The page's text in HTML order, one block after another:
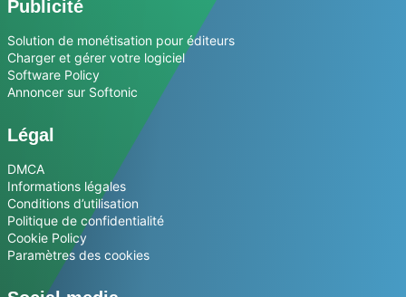
Publicité
Solution de monétisation pour éditeurs
Charger et gérer votre logiciel
Software Policy
Annoncer sur Softonic
Légal
DMCA
Informations légales
Conditions d’utilisation
Politique de confidentialité
Cookie Policy
Paramètres des cookies